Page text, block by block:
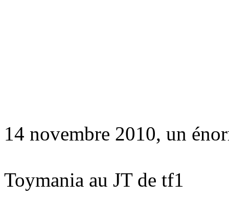
14 novembre 2010, un
Toymania au JT de tf1